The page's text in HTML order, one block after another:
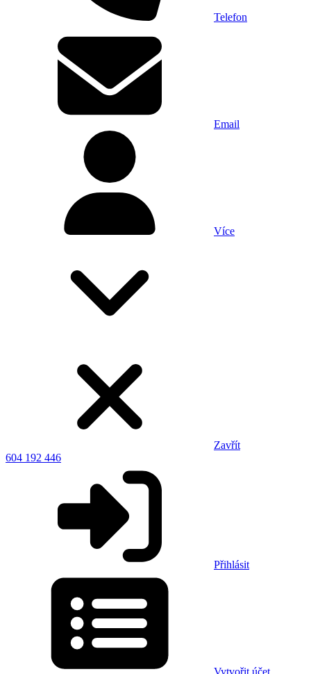
Telefon
Email
Více
Zavřít
604 192 446
Přihlásit
Vytvořit účet